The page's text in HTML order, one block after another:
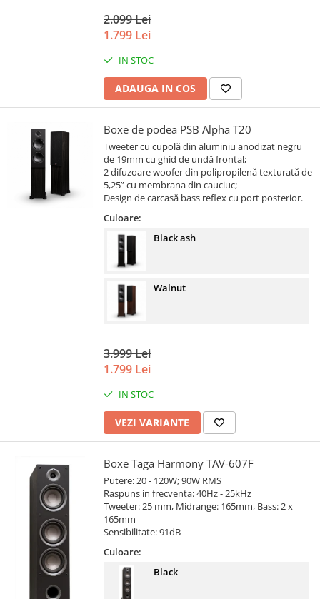
2.099 Lei
1.799 Lei
IN STOC
ADAUGA IN COS
Boxe de podea PSB Alpha T20
Tweeter cu cupolă din aluminiu anodizat negru
de 19mm cu ghid de undă frontal;
2 difuzoare woofer din polipropilenă texturată de
5,25” cu membrana din cauciuc;
Design de carcasă bass reflex cu port posterior.
Culoare:
Black ash
Walnut
3.999 Lei
1.799 Lei
IN STOC
VEZI VARIANTE
Boxe Taga Harmony TAV-607F
Putere: 20 - 120W; 90W RMS
Raspuns in frecventa: 40Hz - 25kHz
Tweeter: 25 mm, Midrange: 165mm, Bass: 2 x
165mm
Sensibilitate: 91dB
Culoare:
Black